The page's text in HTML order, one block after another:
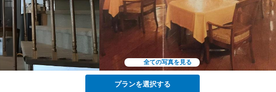
全ての写真を見る
プランを選択する